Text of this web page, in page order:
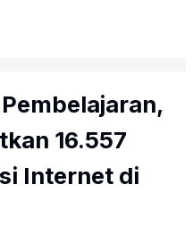
16.557
Internet di